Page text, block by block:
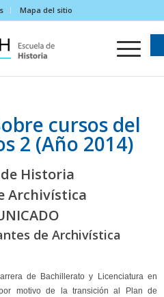
Mapa del sitio
cursos del
2 (Año 2014)
de Historia
Archivística
de Archivística
de Bachillerato y Licenciatura en
motivo de la transición al Plan de